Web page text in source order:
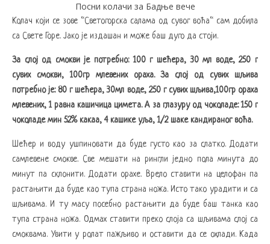
Посни колачи за Бадње вече
Колач који се зове “Светогорска салама од сувог воћа“ сам добила
са Свете Горе. Јако је издашан и може баш дуго да стоји.
За слој од смокви је потребно: 100 г шећера, 30 мл воде, 250 г
сувих смокви, 100гр млевених ораха. За слој од сувих шљива
потребно је: 80 г шећера, 30мл воде, 250 г сувих шљива,100гр ораха
млевених, 1 равна кашичица цимета. А за глазуру од чоколаде: 150 г
чоколаде мин 52% какаа, 4 кашике уља, 1/2 шаке кандираног воћа.
Шећер и воду ушпиновати да буде густо као за слатко. Додати
самлевене смокве. Све мешати на рингли једно пола минута до
минут па склонити. Додати орахе. Врело ставити на целофан па
растањити да буде као тупа страна ножа. Исто тако урадити и са
шљивама. И ту масу посебно растањити да буде баш танка као
тупа страна ножа. Одмах ставити преко слоја са шљивама слој са
смоквама. Увити у ролат пажљиво и оставити да се охлади. Када